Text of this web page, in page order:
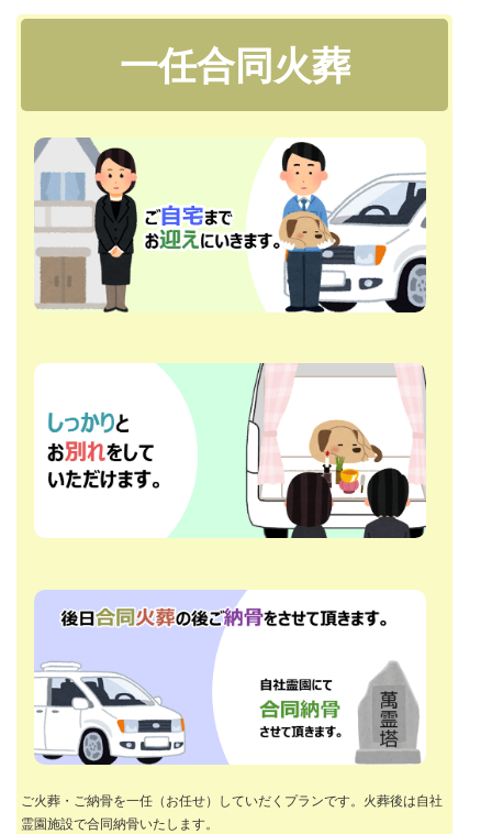
一任合同火葬
ご火葬・ご納骨を一任（お任せ）していだくプランです。火葬後は自社
霊園施設で合同納骨いたします。